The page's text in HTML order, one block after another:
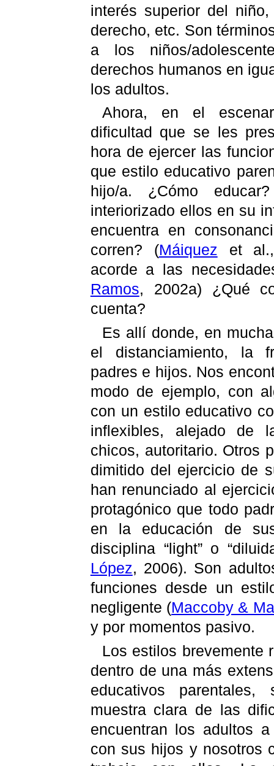
interés superior del
derecho, etc. Son
a los niños/
derechos humanos en
los adultos.
Ahora, en el
dificultad que se les
hora de ejercer las
que estilo educativo
hijo/a. ¿Cómo
interiorizado ellos en su
encuentra en
corren?
(Máiquez et
acorde a las
Ramos, 2002a) ¿Qué
cuenta?
Es allí donde, en
el distanciamiento, la
padres e hijos. Nos
modo de ejemplo, con
con un estilo educativo
inflexibles, alejado de
chicos, autoritario. Otros
dimitido del ejercicio de
han renunciado al
protagónico que todo
en la educación de
disciplina “light” o
López, 2006). Son
funciones desde un
negligente (Maccoby &
y por momentos pasivo.
Los estilos brevemente
dentro de una más
educativos
muestra clara de las
encuentran los adultos
con sus hijos y nosotros